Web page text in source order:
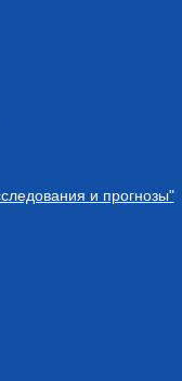
и прогнозы"